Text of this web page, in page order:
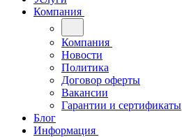
Компания
Компания
Новости
Политика
Договор оферты
Вакансии
Гарантии и сертификаты
Блог
Информация